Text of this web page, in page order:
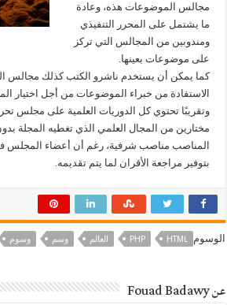
مجالس الموضوعات هذه، وعادة
ما يشتمل على المحرر التنفيذي
ومندوبين من المجالس التي تركز
على موضوعات بعينها.
كما يمكن أن يستخدم ناشرو الكتب كذلك مجالس
الاستفادة من خبراء الموضوعات من أجل اختيار
وتقريبًا تحتوي كل الدوريات العلمية على مجلس
مختارين من المجال العلمي الذي تغطيه المجلة
المناصب مناصب شرفية، رغم أن أعضاء المجلس
بتوفير مراجعة الأقران لما يتم تقديمه.
الوسوم HTML
PHP العالم وسم وسوم
عن Fouad Badawy